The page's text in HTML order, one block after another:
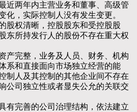
两年内主营业务和董事、高级管
化，实际控制人没有发生变更。
权清晰，控股股东和受控股股
东所持发行人的股份不存在重大权
完整，业务及人员、财务、机构
系和直接面向市场独立经营的能
制人及其控制的其他企业间不存在
公司独立性或者显失公允的关联交
完善的公司治理结构，依法建立